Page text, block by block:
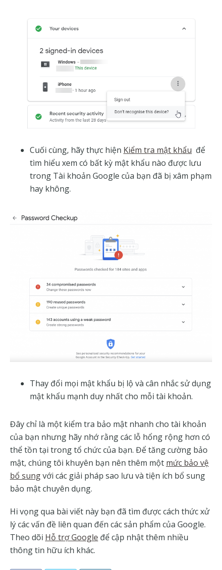
Cuối cùng, hãy thực hiện Kiểm tra mật khẩu để
tìm hiểu xem có bất kỳ mật khẩu nào được lưu
trong Tài khoản Google của bạn đã bị xâm phạm
hay không.
Thay đổi mọi mật khẩu bị lộ và cân nhắc sử dụng
mật khẩu mạnh duy nhất cho mỗi tài khoản.
Đây chỉ là một kiểm tra bảo mật nhanh cho tài khoản
của bạn nhưng hãy nhớ rằng các lỗ hổng rộng hơn có
thể tồn tại trong tổ chức của bạn. Để tăng cường bảo
mật, chúng tôi khuyên bạn nên thêm một mức bảo vệ
bổ sungvới các giải pháp sao lưu và tiện ích bổ sung
bảo mật chuyên dụng.
Hi vọng qua bài viết này bạn đã tìm được cách thức xử
lý các vấn đề liên quan đến các sản phẩm của Google.
Theo dõi Hỗ trợ Google để cập nhật thêm nhiều
thông tin hữu ích khác.